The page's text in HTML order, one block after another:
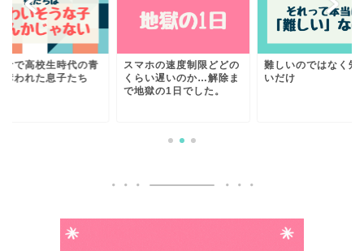
ナで高校生時代の青
奪われた息子たち
スマホの速度制限どどの
くらい遅いのか…解除ま
で地獄の1日でした。
難しいのではなく知
いだけ